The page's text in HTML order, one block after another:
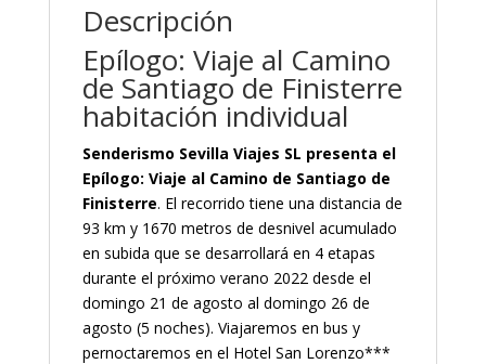
Descripción
Epílogo: Viaje al Camino
de Santiago de Finisterre
habitación individual
Senderismo Sevilla Viajes SL presenta el
Epílogo: Viaje al Camino de Santiago de
Finisterre. El recorrido tiene una distancia de
93 km y 1670 metros de desnivel acumulado
en subida que se desarrollará en 4 etapas
durante el próximo verano 2022 desde el
domingo 21 de agosto al domingo 26 de
agosto (5 noches). Viajaremos en bus y
pernoctaremos en el Hotel San Lorenzo***